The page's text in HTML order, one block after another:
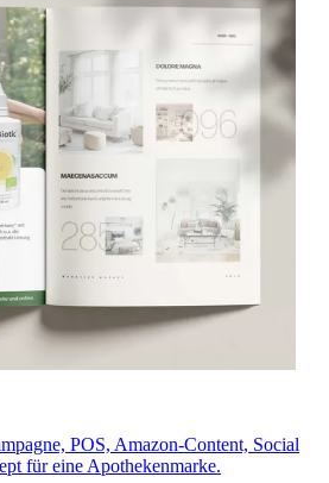
POS, Amazon-Content, Social
für eine Apothekenmarke.